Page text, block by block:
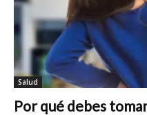
Salud
Por qué debes